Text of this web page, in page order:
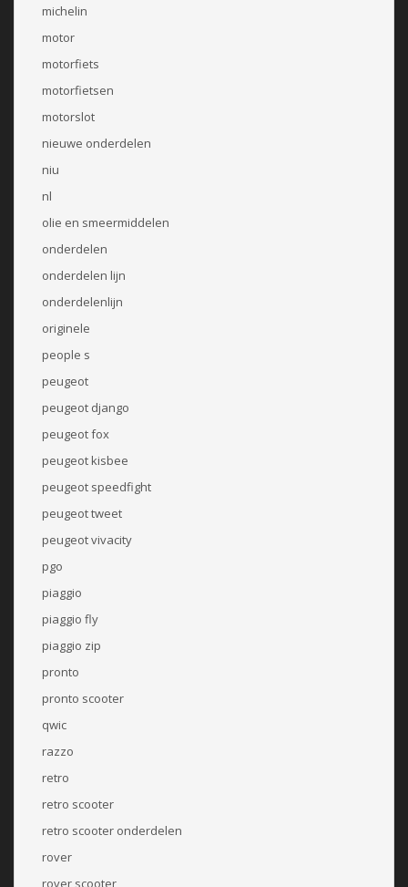
michelin
motor
motorfiets
motorfietsen
motorslot
nieuwe onderdelen
niu
nl
olie en smeermiddelen
onderdelen
onderdelen lijn
onderdelenlijn
originele
people s
peugeot
peugeot django
peugeot fox
peugeot kisbee
peugeot speedfight
peugeot tweet
peugeot vivacity
pgo
piaggio
piaggio fly
piaggio zip
pronto
pronto scooter
qwic
razzo
retro
retro scooter
retro scooter onderdelen
rover
rover scooter